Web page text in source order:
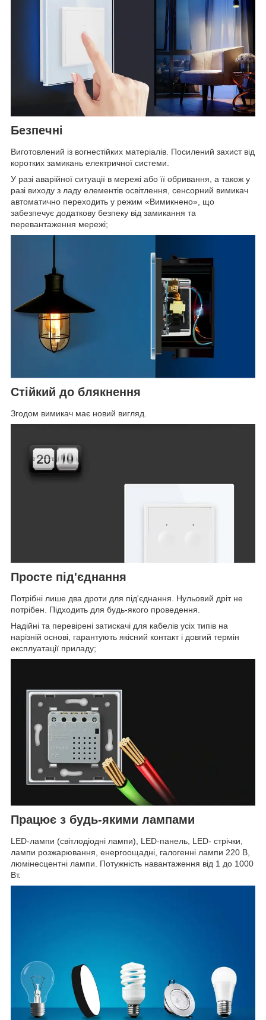
Безпечні
Виготовлений із вогнестійких матеріалів. Посилений захист від
коротких замикань електричної системи.
У разі аварійної ситуації в мережі або її обривання, а також у
разі виходу з ладу елементів освітлення, сенсорний вимикач
автоматично переходить у режим «Вимикнено», що
забезпечує додаткову безпеку від замикання та
перевантаження мережі;
Стійкий до блякнення
Згодом вимикач має новий вигляд.
Просте під'єднання
Потрібні лише два дроти для під'єднання. Нульовий дріт не
потрібен. Підходить для будь-якого проведення.
Надійні та перевірені затискачі для кабелів усіх типів на
нарізній основі, гарантують якісний контакт і довгий термін
експлуатації приладу;
Працює з будь-якими лампами
LED-лампи (світлодіодні лампи), LED-панель, LED- стрічки,
лампи розжарювання, енергоощадні, галогенні лампи 220 В,
люмінесцентні лампи. Потужність навантаження від 1 до 1000
Вт.